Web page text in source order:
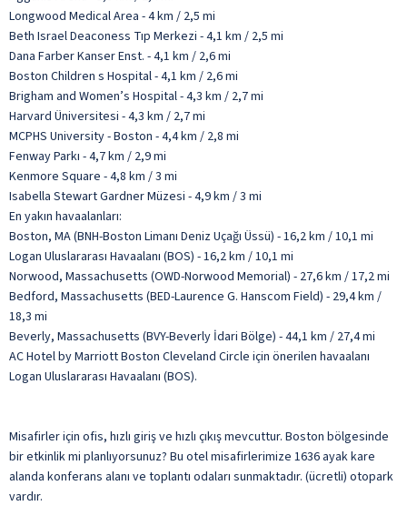
Longwood Medical Area - 4 km / 2,5 mi
Beth Israel Deaconess Tıp Merkezi - 4,1 km / 2,5 mi
Dana Farber Kanser Enst. - 4,1 km / 2,6 mi
Boston Children s Hospital - 4,1 km / 2,6 mi
Brigham and Women’s Hospital - 4,3 km / 2,7 mi
Harvard Üniversitesi - 4,3 km / 2,7 mi
MCPHS University - Boston - 4,4 km / 2,8 mi
Fenway Parkı - 4,7 km / 2,9 mi
Kenmore Square - 4,8 km / 3 mi
Isabella Stewart Gardner Müzesi - 4,9 km / 3 mi
En yakın havaalanları:
Boston, MA (BNH-Boston Limanı Deniz Uçağı Üssü) - 16,2 km / 10,1 mi
Logan Uluslararası Havaalanı (BOS) - 16,2 km / 10,1 mi
Norwood, Massachusetts (OWD-Norwood Memorial) - 27,6 km / 17,2 mi
Bedford, Massachusetts (BED-Laurence G. Hanscom Field) - 29,4 km /
18,3 mi
Beverly, Massachusetts (BVY-Beverly İdari Bölge) - 44,1 km / 27,4 mi
AC Hotel by Marriott Boston Cleveland Circle için önerilen havaalanı
Logan Uluslararası Havaalanı (BOS).
Misafirler için ofis, hızlı giriş ve hızlı çıkış mevcuttur. Boston bölgesinde
bir etkinlik mi planlıyorsunuz? Bu otel misafirlerimize 1636 ayak kare
alanda konferans alanı ve toplantı odaları sunmaktadır. (ücretli) otopark
vardır.